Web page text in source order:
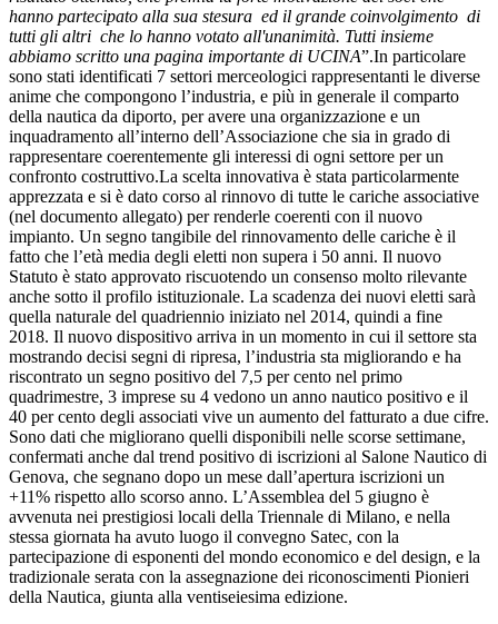
hanno partecipato alla sua stesura ed il grande coinvolgimento di
tutti gli altri che lo hanno votato all'unanimità. Tutti insieme
abbiamo scritto una pagina importante di UCINA”.In particolare
sono stati identificati 7 settori merceologici rappresentanti le diverse
anime che compongono l’industria, e più in generale il comparto
della nautica da diporto, per avere una organizzazione e un
inquadramento all’interno dell’Associazione che sia in grado di
rappresentare coerentemente gli interessi di ogni settore per un
confronto costruttivo.La scelta innovativa è stata particolarmente
apprezzata e si è dato corso al rinnovo di tutte le cariche associative
(nel documento allegato) per renderle coerenti con il nuovo
impianto. Un segno tangibile del rinnovamento delle cariche è il
fatto che l’età media degli eletti non supera i 50 anni. Il nuovo
Statuto è stato approvato riscuotendo un consenso molto rilevante
anche sotto il profilo istituzionale. La scadenza dei nuovi eletti sarà
quella naturale del quadriennio iniziato nel 2014, quindi a fine
2018. Il nuovo dispositivo arriva in un momento in cui il settore sta
mostrando decisi segni di ripresa, l’industria sta migliorando e ha
riscontrato un segno positivo del 7,5 per cento nel primo
quadrimestre, 3 imprese su 4 vedono un anno nautico positivo e il
40 per cento degli associati vive un aumento del fatturato a due cifre.
Sono dati che migliorano quelli disponibili nelle scorse settimane,
confermati anche dal trend positivo di iscrizioni al Salone Nautico di
Genova, che segnano dopo un mese dall’apertura iscrizioni un
+11% rispetto allo scorso anno. L’Assemblea del 5 giugno è
avvenuta nei prestigiosi locali della Triennale di Milano, e nella
stessa giornata ha avuto luogo il convegno Satec, con la
partecipazione di esponenti del mondo economico e del design, e la
tradizionale serata con la assegnazione dei riconoscimenti Pionieri
della Nautica, giunta alla ventiseiesima edizione.